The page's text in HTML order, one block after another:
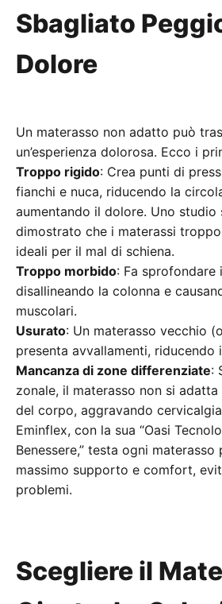
Sbagliato
Dolore
Un materasso non adatto può
un’esperienza dolorosa. Ecco i
Troppo rigido: Crea punti di
fianchi e nuca, riducendo la
aumentando il dolore. Uno studio
dimostrato che i materassi
ideali per il mal di schiena.
Troppo morbido: Fa sprofondare
disallineando la colonna e
muscolari.
Usurato: Un materasso vecchio
presenta avvallamenti, riducendo
Mancanza di zone differenziate:
zonale, il materasso non si
del corpo, aggravando
Eminflex, con la sua “Oasi
Benessere,” testa ogni
massimo supporto e comfort,
problemi.
Scegliere il